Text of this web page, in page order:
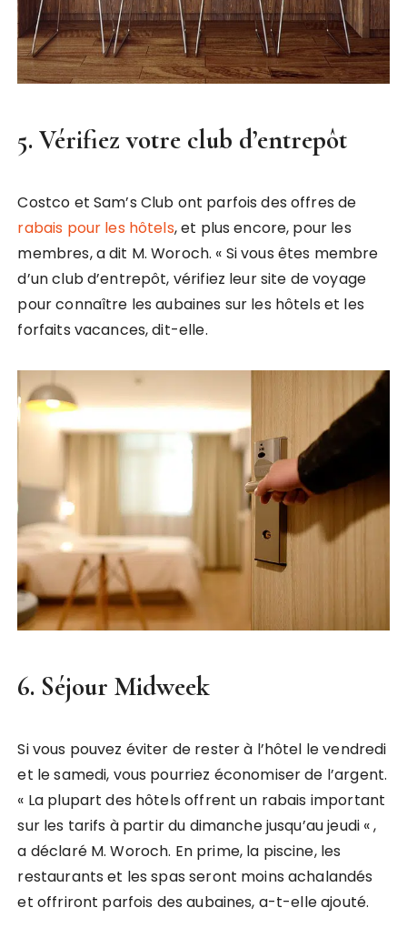
5. Vérifiez votre club d’entrepôt
Costco et Sam’s Club ont parfois des offres de
rabais pour les hôtels, et plus encore, pour les
membres, a dit M. Woroch. « Si vous êtes membre
d’un club d’entrepôt, vérifiez leur site de voyage
pour connaître les aubaines sur les hôtels et les
forfaits vacances, dit-elle.
6. Séjour Midweek
Si vous pouvez éviter de rester à l’hôtel le vendredi
et le samedi, vous pourriez économiser de l’argent.
« La plupart des hôtels offrent un rabais important
sur les tarifs à partir du dimanche jusqu’au jeudi « ,
a déclaré M. Woroch. En prime, la piscine, les
restaurants et les spas seront moins achalandés
et offriront parfois des aubaines, a-t-elle ajouté.